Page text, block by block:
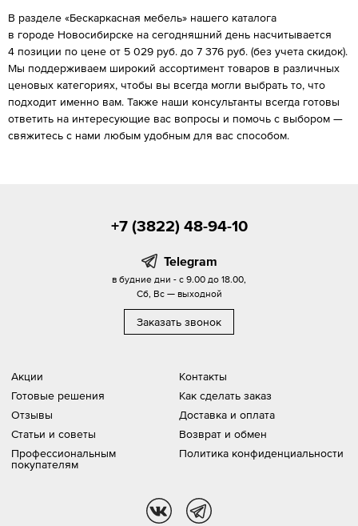
В разделе «Бескаркасная мебель» нашего каталога
в городе Новосибирске на сегодняшний день насчитывается
4 позиции по цене от 5 029 руб. до 7 376 руб. (без учета скидок).
Мы поддерживаем широкий ассортимент товаров в различных
ценовых категориях, чтобы вы всегда могли выбрать то, что
подходит именно вам. Также наши консультанты всегда готовы
ответить на интересующие вас вопросы и помочь с выбором —
свяжитесь с нами любым удобным для вас способом.
Акции
Готовые решения
Отзывы
Статьи и советы
Профессиональным
покупателям
Контакты
Как сделать заказ
Доставка и оплата
Возврат и обмен
Политика конфиденциальности
+7 (3822) 48-94-10
Telegram
в будние дни - с 9.00 до 18.00,
Сб, Вс — выходной
Заказать звонок